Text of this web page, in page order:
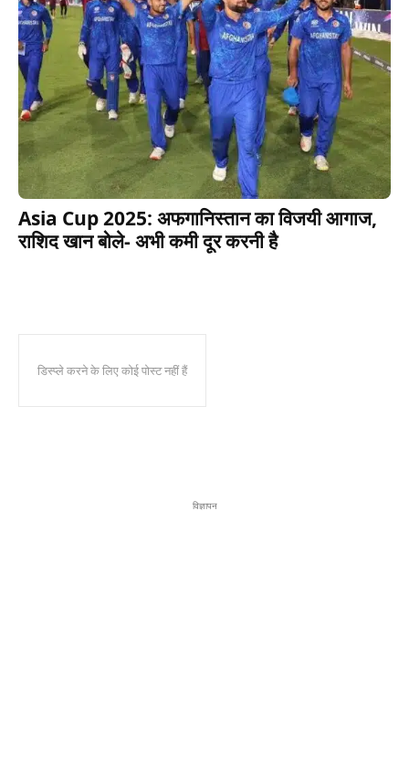
Asia Cup 2025: अफगानिस्तान का विजयी आगाज,
राशिद खान बोले- अभी कमी दूर करनी है
डिस्प्ले करने के लिए कोई पोस्ट नहीं हैं
विज्ञापन